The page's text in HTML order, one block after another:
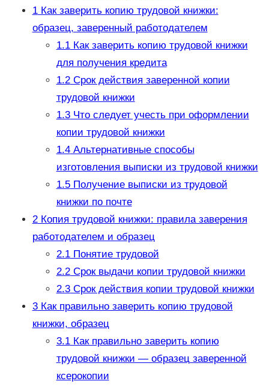
1Как заверить копию трудовой книжки:
образец, заверенный работодателем
1.1Как заверить копию трудовой книжки
для получения кредита
1.2Срок действия заверенной копии
трудовой книжки
1.3Что следует учесть при оформлении
копии трудовой книжки
1.4Альтернативные способы
изготовления выписки из трудовой книжки
1.5Получение выписки из трудовой
книжки по почте
2Копия трудовой книжки: правила заверения
работодателем и образец
2.1Понятие трудовой
2.2Срок выдачи копии трудовой книжки
2.3Срок действия копии трудовой книжки
3Как правильно заверить копию трудовой
книжки, образец
3.1Как правильно заверить копию
трудовой книжки — образец заверенной
ксерокопии